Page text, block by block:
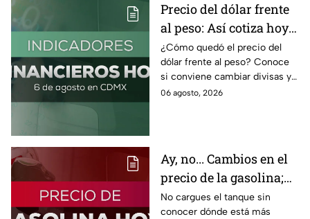
Precio del dólar frente
al peso: Así cotiza hoy 6
de agosto 2026
¿Cómo quedó el precio del
dólar frente al peso? Conoce
si conviene cambiar divisas y
cómo el flujo en el estrecho de
06 agosto, 2026
Ay, no... Cambios en el
precio de la gasolina;
así quedó HOY
No cargues el tanque sin
conocer dónde está más